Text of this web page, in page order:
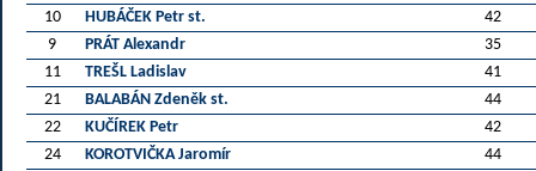
10
HUBÁČEK Petr st.
42
9
PRÁT Alexandr
35
11
TREŠL Ladislav
41
21
BALABÁN Zdeněk st.
44
22
KUČÍREK Petr
42
24
KOROTVIČKA Jaromír
44